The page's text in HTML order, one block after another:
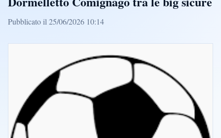
Pubblicato il 25/06/2026 10:14